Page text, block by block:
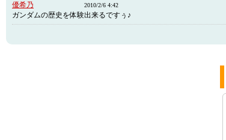
優希乃 2010/2/6 4:42
ガンダムの歴史を体験出来るですぅ♪